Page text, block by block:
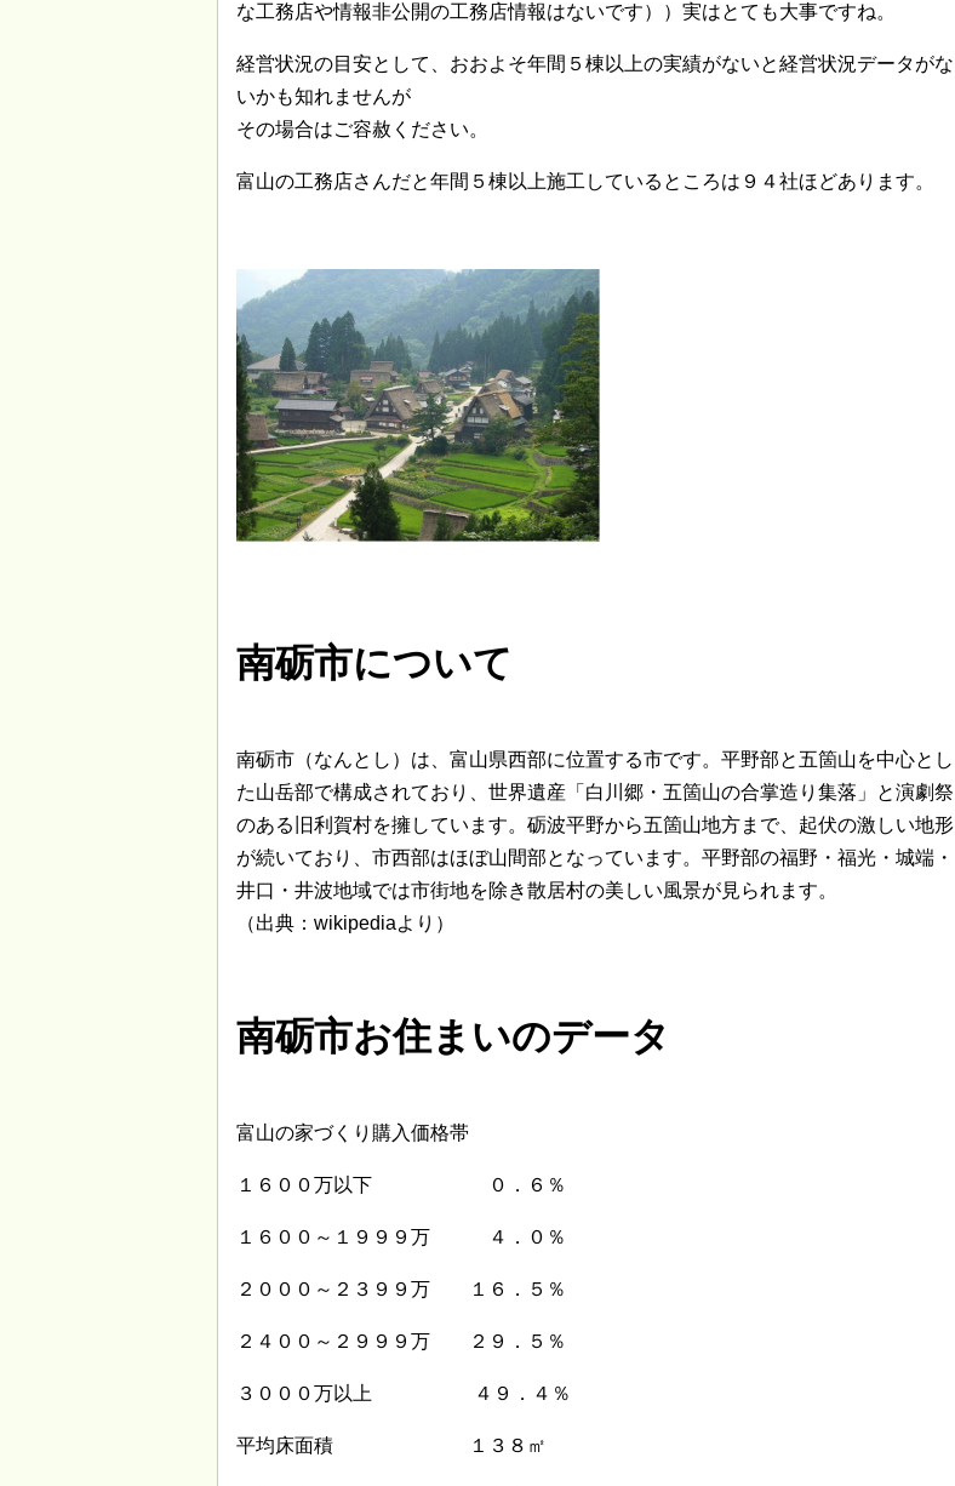
な工務店や情報非公開の工務店情報はないです））実はとても大事ですね。
経営状況の目安として、おおよそ年間５棟以上の実績がないと経営状況データがな
いかも知れませんが
その場合はご容赦ください。
富山の工務店さんだと年間５棟以上施工しているところは９４社ほどあります。
南砺市について
南砺市（なんとし）は、富山県西部に位置する市です。平野部と五箇山を中心とし
た山岳部で構成されており、世界遺産「白川郷・五箇山の合掌造り集落」と演劇祭
のある旧利賀村を擁しています。砺波平野から五箇山地方まで、起伏の激しい地形
が続いており、市西部はほぼ山間部となっています。平野部の福野・福光・城端・
井口・井波地域では市街地を除き散居村の美しい風景が見られます。
（出典：wikipediaより）
南砺市お住まいのデータ
富山の家づくり購入価格帯
１６００万以下 ０．６％
１６００～１９９９万 ４．０％
２０００～２３９９万 １６．５％
２４００～２９９９万 ２９．５％
３０００万以上 ４９．４％
平均床面積 １３８㎡